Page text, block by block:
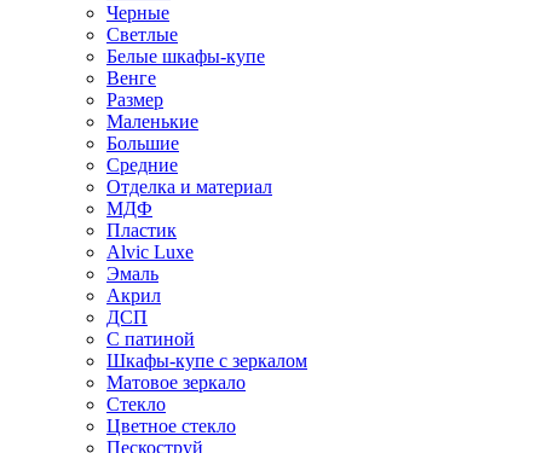
Черные
Светлые
Белые шкафы-купе
Венге
Размер
Маленькие
Большие
Средние
Отделка и материал
МДФ
Пластик
Alvic Luxe
Эмаль
Акрил
ДСП
С патиной
Шкафы-купе с зеркалом
Матовое зеркало
Стекло
Цветное стекло
Пескоструй